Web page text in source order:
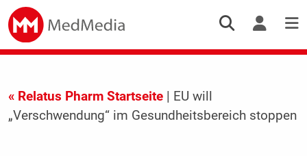
« Relatus Pharm Startseite| EU will
„Verschwendung“ im Gesundheitsbereich stoppen